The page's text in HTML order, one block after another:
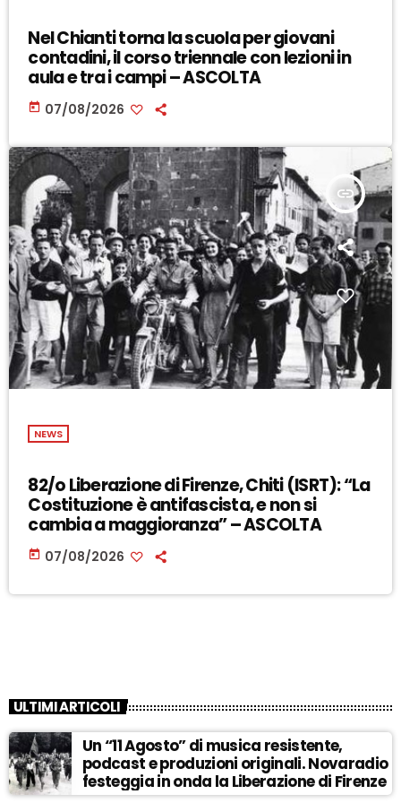
Nel Chianti torna la scuola per giovani
contadini, il corso triennale con lezioni in
aula e tra i campi – ASCOLTA
today 07/08/2026
insert_link
NEWS
82/o Liberazione di Firenze, Chiti (ISRT): “La
Costituzione è antifascista, e non si
cambia a maggioranza” – ASCOLTA
today 07/08/2026
ULTIMI ARTICOLI
Un “11 Agosto” di musica resistente,
podcast e produzioni originali. Novaradio
festeggia in onda la Liberazione di Firenze